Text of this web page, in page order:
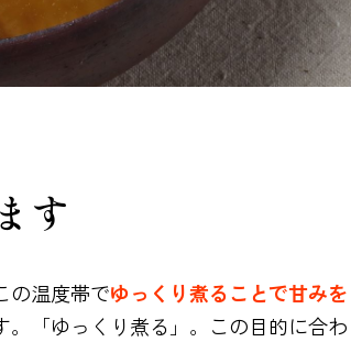
す
の温度帯でゆっくり煮ることで甘みを
「ゆっくり煮る」。この目的に合わ